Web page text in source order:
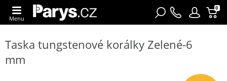
0
Menu
Taska tungstenové korálky Zelené-6
mm